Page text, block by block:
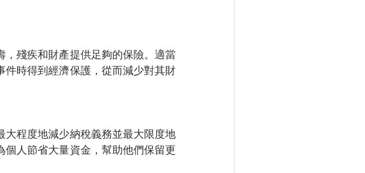
殘疾和財產提供足夠的保險。適當
時得到經濟保護，從而減少對其財
程度地減少納稅義務並最大限度地
人節省大量資金，幫助他們保留更